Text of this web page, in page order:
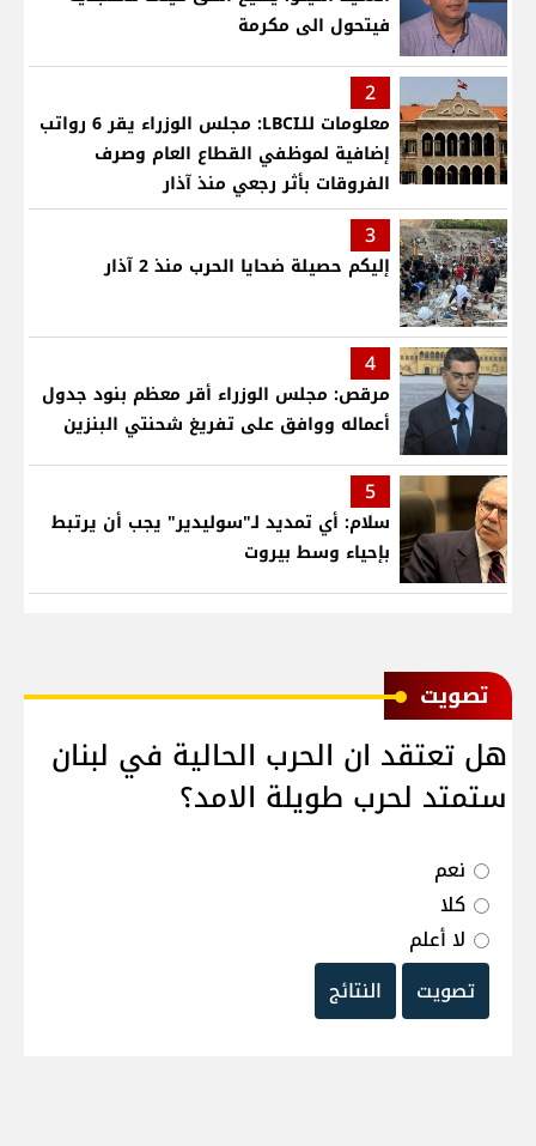
فيتحول الى مكرمة
2
معلومات للـLBCI: مجلس الوزراء يقر 6 رواتب
إضافية لموظفي القطاع العام وصرف
الفروقات بأثر رجعي منذ آذار
3
إليكم حصيلة ضحايا الحرب منذ 2 آذار
4
مرقص: مجلس الوزراء أقر معظم بنود جدول
أعماله ووافق على تفريغ شحنتي البنزين
5
سلام: أي تمديد لـ"سوليدير" يجب أن يرتبط
بإحياء وسط بيروت
ﺗﺼﻮﻳﺖ
هل تعتقد ان الحرب الحالية في لبنان
ستمتد لحرب طويلة الامد؟
نعم
كلا
لا أعلم
تصويت
النتائج